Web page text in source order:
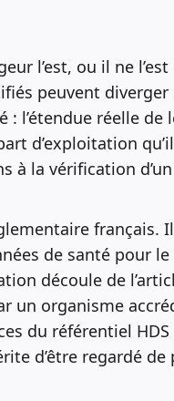
l’est, ou il ne l’est
peuvent
: l’étendue réelle de
d’exploitation
à la vérification
français.
de santé pour
découle de
un organisme
du référentiel HDS
d’être regardé de